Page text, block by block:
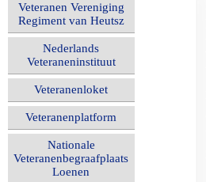
Veteranen Vereniging
Regiment van Heutsz
Nederlands
Veteraneninstituut
Veteranenloket
Veteranenplatform
Nationale
Veteranenbegraafplaats
Loenen